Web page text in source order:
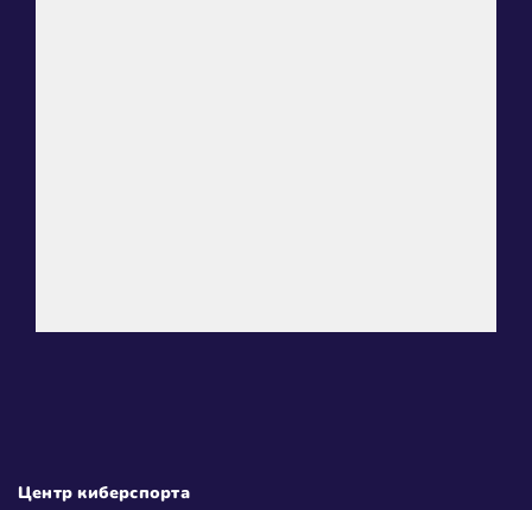
Центр киберспорта